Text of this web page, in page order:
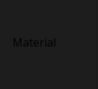
Material